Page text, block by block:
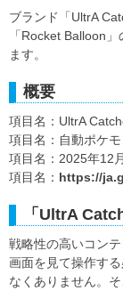
ブランド「UltrA
「Rocket Balloon
ます。
概要
項目名：UltrA
項目名：自動ポケ
項目名：2025年12月
項目名： https://
「UltrA
戦略性の高いコン
画面を見て操作す
なくありません。